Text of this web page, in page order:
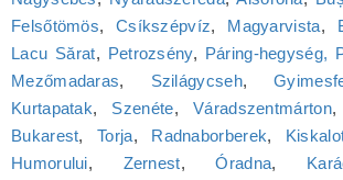
Felsőtömös, Csíkszépvíz, Magyarvista,
Lacu Sărat, Petrozsény, Páring-hegység,
Mezőmadaras, Szilágycseh,
Kurtapatak, Szenéte,Váradszentmárton,
Bukarest,Torja, Radnaborberek,
Humorului, Zernest,Óradna,